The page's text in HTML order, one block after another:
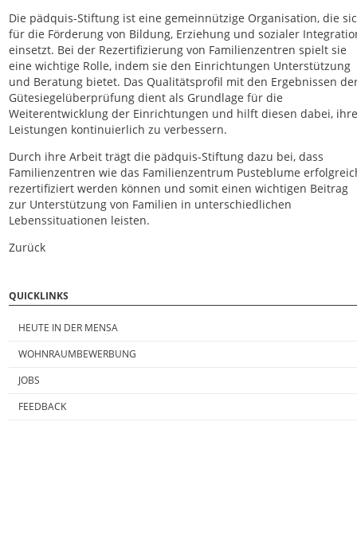
Die pädquis-Stiftung ist eine gemeinnützige Organisation, die
für die Förderung von Bildung, Erziehung und sozialer
einsetzt. Bei der Rezertifizierung von Familienzentren spielt sie
eine wichtige Rolle, indem sie den Einrichtungen Unterstützung
und Beratung bietet. Das Qualitätsprofil mit den Ergebnissen
Gütesiegelüberprüfung dient als Grundlage für die
Weiterentwicklung der Einrichtungen und hilft diesen dabei,
Leistungen kontinuierlich zu verbessern.
Durch ihre Arbeit trägt die pädquis-Stiftung dazu bei, dass
Familienzentren wie das Familienzentrum Pusteblume
rezertifiziert werden können und somit einen wichtigen Beitrag
zur Unterstützung von Familien in unterschiedlichen
Lebenssituationen leisten.
Zurück
QUICKLINKS
HEUTE IN DER MENSA
WOHNRAUMBEWERBUNG
JOBS
FEEDBACK